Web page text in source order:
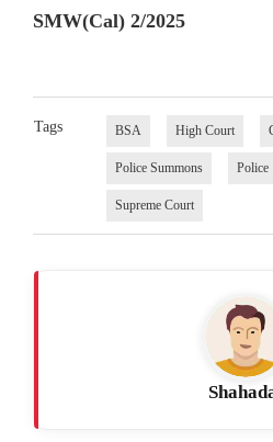
SMW(Cal) 2/2025
Tags BSA High Court
Police Summons Police
Supreme Court